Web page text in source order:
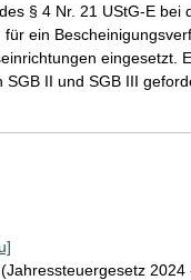
§ 4 Nr. 21 UStG-E bei
ein
eingesetzt.
II und SGB III
2024